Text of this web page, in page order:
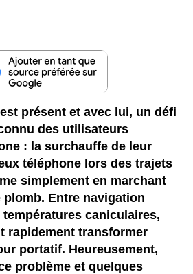
présent et avec lui, un défi
des utilisateurs
: la surchauffe de leur
téléphone lors des trajets
simplement en marchant
Entre navigation
températures caniculaires,
rapidement transformer
portatif. Heureusement,
problème et quelques